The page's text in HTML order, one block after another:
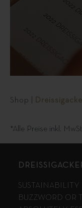
Shop
*Alle Preise inkl.
SUSTAINABILITY
BUZZWORD OR